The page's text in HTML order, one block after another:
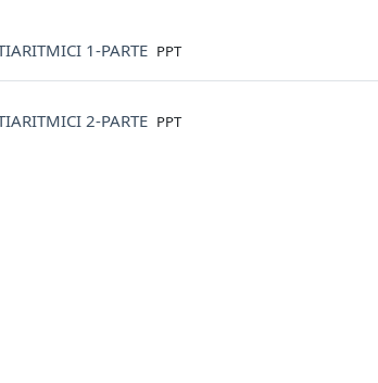
1-PARTE File
PPT
2-PARTE File
PPT